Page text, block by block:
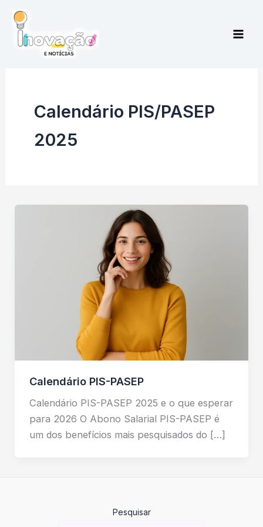
para
Calendário PIS/PASEP
2025
Calendário PIS-PASEP
Calendário PIS-PASEP 2025 e o que esperar
para 2026 O Abono Salarial PIS-PASEP é
um dos benefícios mais pesquisados do […]
Pesquisar